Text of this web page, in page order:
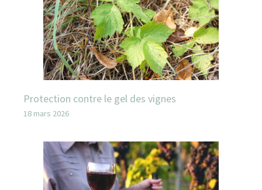
Protection contre le gel des vignes
18 mars 2026